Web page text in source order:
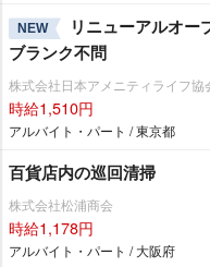
NEW
リニューアルオー
ブランク不問
株式会社日本アメニティライフ協
時給1,510円
アルバイト・パート / 東京都
百貨店内の巡回清掃
株式会社松浦商会
時給1,178円
アルバイト・パート / 大阪府